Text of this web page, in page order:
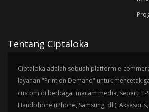
Tentang Ciptaloka
Ciptaloka adalah sebuah platform e-
layanan "Print on Demand" untuk mencetak
custom di berbagai macam media, seperti T-
Handphone (iPhone, Samsung, dll),